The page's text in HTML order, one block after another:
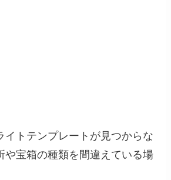
イトテンプレートが見つからな
や宝箱の種類を間違えている場